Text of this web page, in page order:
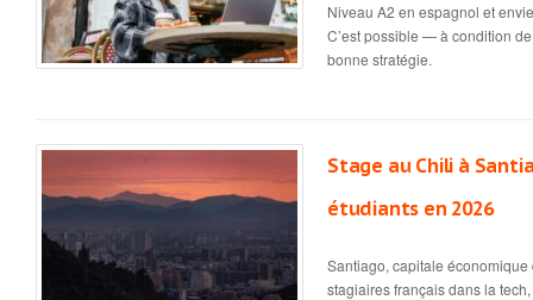
Niveau A2 en espagnol et
C’est possible — à condition
bonne stratégie.
Stage au Chili à
étudiants en 2026
Santiago, capitale économique
stagiaires français dans la